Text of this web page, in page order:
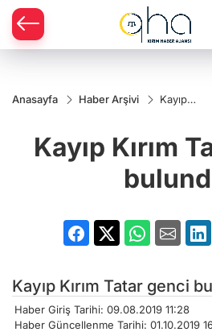
Anasayfa Haber Arşivi
Kayıp
genci
bulundu!
Kayıp Kırım
Kayıp Kırım Tatar genci
Haber Giriş Tarihi: 09.08.2019 11:28
Haber Güncellenme Tarihi: 01.10.2019